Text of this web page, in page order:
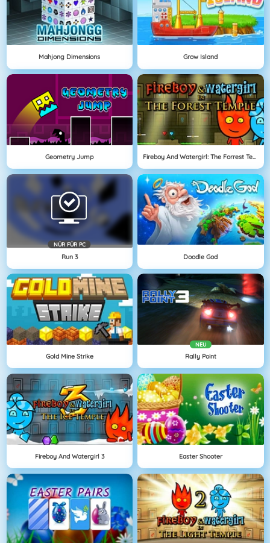
Mahjong Dimensions Grow Island
Geometry Jump Fireboy And Watergirl: The Forrest Temple
NÜR FÜR PC
Run 3 Doodle God
Gold Mine Strike
NEU
Rally Point
Fireboy And Watergirl 3 Easter Shooter